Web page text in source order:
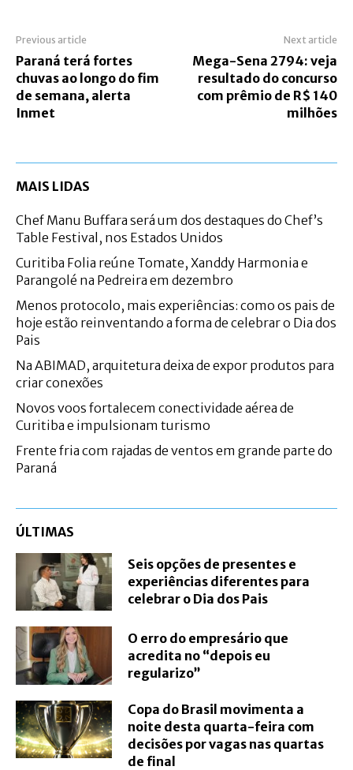
Previous article
Paraná terá fortes
chuvas ao longo do fim
de semana, alerta
Inmet
Next article
Mega-Sena 2794: veja
resultado do concurso
com prêmio de R$ 140
milhões
MAIS LIDAS
Chef Manu Buffara será um dos destaques do Chef’s
Table Festival, nos Estados Unidos
Curitiba Folia reúne Tomate, Xanddy Harmonia e
Parangolé na Pedreira em dezembro
Menos protocolo, mais experiências: como os pais de
hoje estão reinventando a forma de celebrar o Dia dos
Pais
Na ABIMAD, arquitetura deixa de expor produtos para
criar conexões
Novos voos fortalecem conectividade aérea de
Curitiba e impulsionam turismo
Frente fria com rajadas de ventos em grande parte do
Paraná
ÚLTIMAS
Seis opções de presentes e
experiências diferentes para
celebrar o Dia dos Pais
O erro do empresário que
acredita no “depois eu
regularizo”
Copa do Brasil movimenta a
noite desta quarta-feira com
decisões por vagas nas quartas
de final